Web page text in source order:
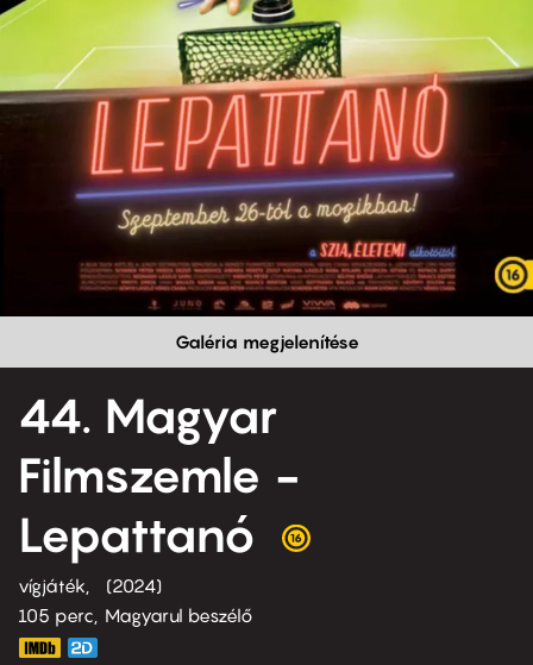
Galéria megjelenítése
44. Magyar
Filmszemle -
Lepattanó
vígjáték
2024
105 perc,
Magyarul beszélő